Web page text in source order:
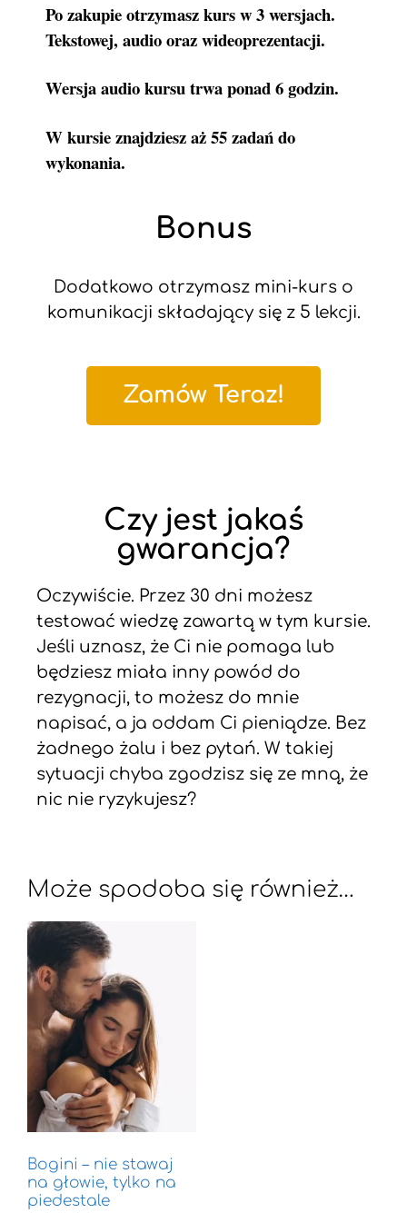
Po zakupie otrzymasz kurs w 3 wersjach.
Tekstowej, audio oraz wideoprezentacji.
Wersja audio kursu trwa ponad 6 godzin.
W kursie znajdziesz aż 55 zadań do
wykonania.
Bonus
Dodatkowo otrzymasz mini-kurs o
komunikacji składający się z 5 lekcji.
Zamów Teraz!
Czy jest jakaś
gwarancja?
Oczywiście. Przez 30 dni możesz
testować wiedzę zawartą w tym kursie.
Jeśli uznasz, że Ci nie pomaga lub
będziesz miała inny powód do
rezygnacji, to możesz do mnie
napisać, a ja oddam Ci pieniądze. Bez
żadnego żalu i bez pytań. W takiej
sytuacji chyba zgodzisz się ze mną, że
nic nie ryzykujesz?
Może spodoba się również…
Bogini – nie stawaj
na głowie, tylko na
piedestale